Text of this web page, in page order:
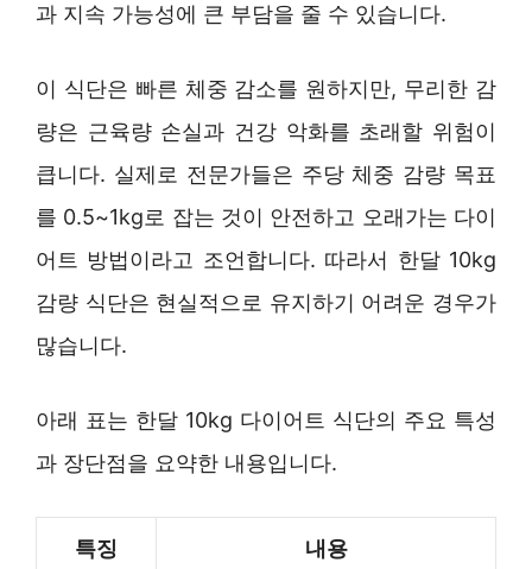
과 지속 가능성에 큰 부담을 줄 수 있습니다.
이 식단은 빠른 체중 감소를 원하지만, 무리한 감
량은 근육량 손실과 건강 악화를 초래할 위험이
큽니다. 실제로 전문가들은 주당 체중 감량 목표
를 0.5~1kg로 잡는 것이 안전하고 오래가는 다이
어트 방법이라고 조언합니다. 따라서 한달 10kg
감량 식단은 현실적으로 유지하기 어려운 경우가
많습니다.
아래 표는 한달 10kg 다이어트 식단의 주요 특성
과 장단점을 요약한 내용입니다.
특징 내용